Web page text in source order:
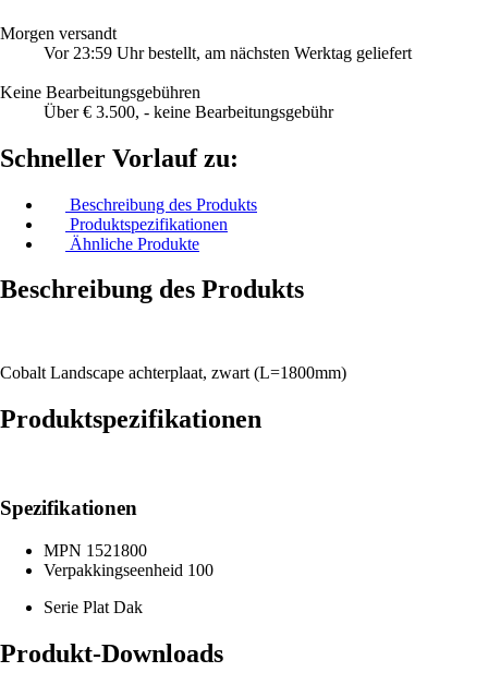
Morgen versandt
Vor 23:59 Uhr bestellt, am nächsten Werktag geliefert
Keine Bearbeitungsgebühren
Über € 3.500, - keine Bearbeitungsgebühr
Schneller Vorlauf zu:
Beschreibung des Produkts
Produktspezifikationen
Ähnliche Produkte
Beschreibung des Produkts
Cobalt Landscape achterplaat, zwart (L=1800mm)
Produktspezifikationen
Spezifikationen
MPN 1521800
Verpakkingseenheid 100
Serie Plat Dak
Produkt-Downloads